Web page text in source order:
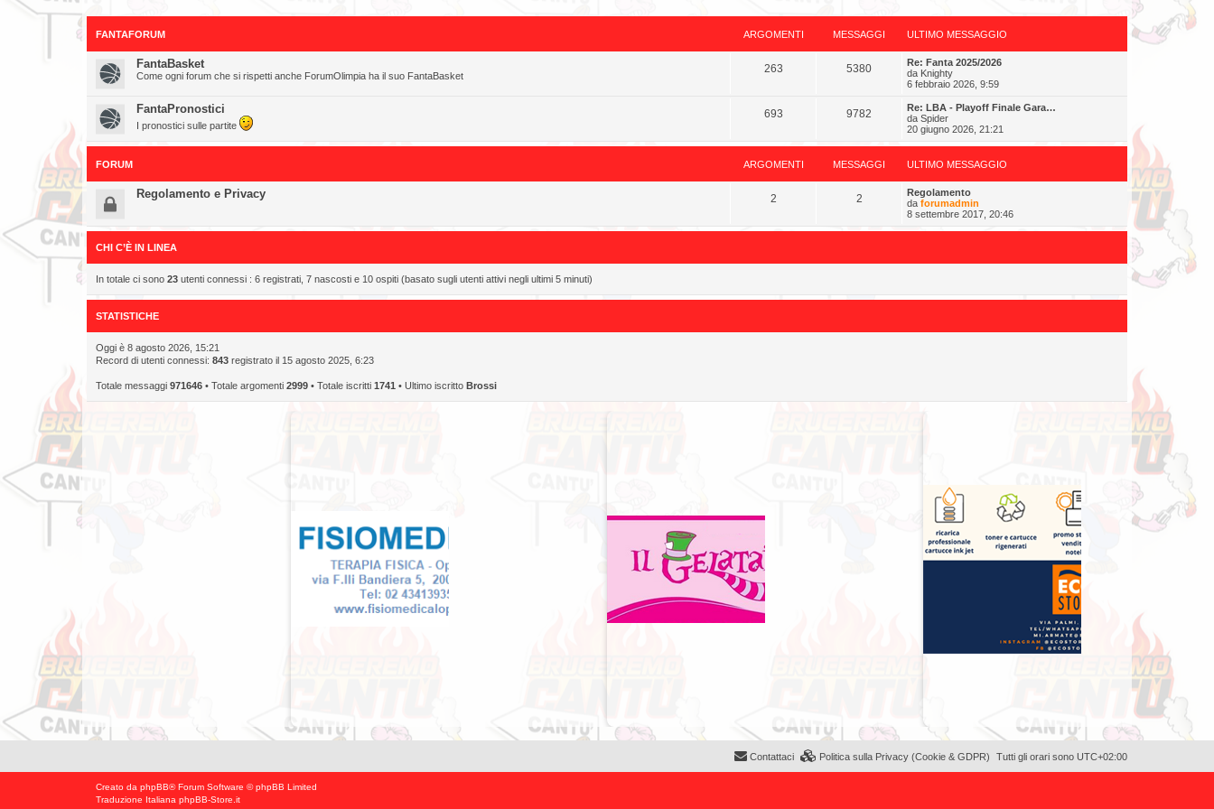
FANTAFORUM ARGOMENTI MESSAGGI ULTIMO MESSAGGIO
FantaBasket
Come ogni forum che si rispetti anche ForumOlimpia ha il suo FantaBasket
263 5380
Re: Fanta 2025/2026
da Knighty
6 febbraio 2026, 9:59
FantaPronostici
I pronostici sulle partite
693 9782
Re: LBA - Playoff Finale Gara…
da Spider
20 giugno 2026, 21:21
FORUM ARGOMENTI MESSAGGI ULTIMO MESSAGGIO
Regolamento e Privacy 2 2
Regolamento
da forumadmin
8 settembre 2017, 20:46
CHI C’È IN LINEA
In totale ci sono 23 utenti connessi : 6 registrati, 7 nascosti e 10 ospiti (basato sugli utenti attivi negli ultimi 5 minuti)
STATISTICHE
Oggi è 8 agosto 2026, 15:21
Record di utenti connessi: 843 registrato il 15 agosto 2025, 6:23
Totale messaggi 971646 • Totale argomenti 2999 • Totale iscritti 1741 • Ultimo iscritto Brossi
Tutti gli orari sono UTC+02:00
Politica sulla Privacy (Cookie & GDPR)
Contattaci
Creato da phpBB® Forum Software © phpBB Limited
Traduzione Italiana phpBB-Store.it